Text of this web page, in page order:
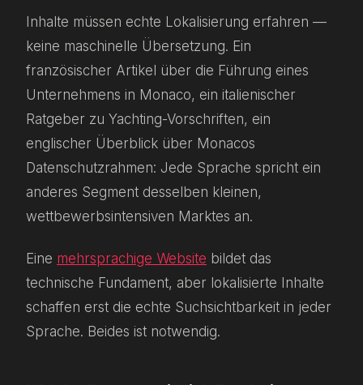
Inhalte müssen echte Lokalisierung erfahren —
keine maschinelle Übersetzung. Ein
französischer Artikel über die Führung eines
Unternehmens in Monaco, ein italienischer
Ratgeber zu Yachting-Vorschriften, ein
englischer Überblick über Monacos
Datenschutzrahmen: Jede Sprache spricht ein
anderes Segment desselben kleinen,
wettbewerbsintensiven Marktes an.
Eine mehrsprachige Website bildet das
technische Fundament, aber lokalisierte Inhalte
schaffen erst die echte Suchsichtbarkeit in jeder
Sprache. Beides ist notwendig.